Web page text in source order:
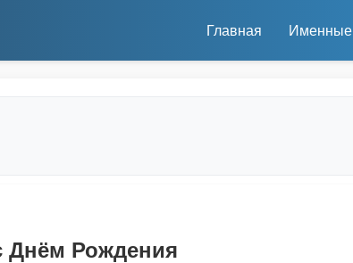
Главная Именные
Днём Рождения